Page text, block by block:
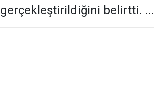
gerçekleştirildiğini belirtti. ...